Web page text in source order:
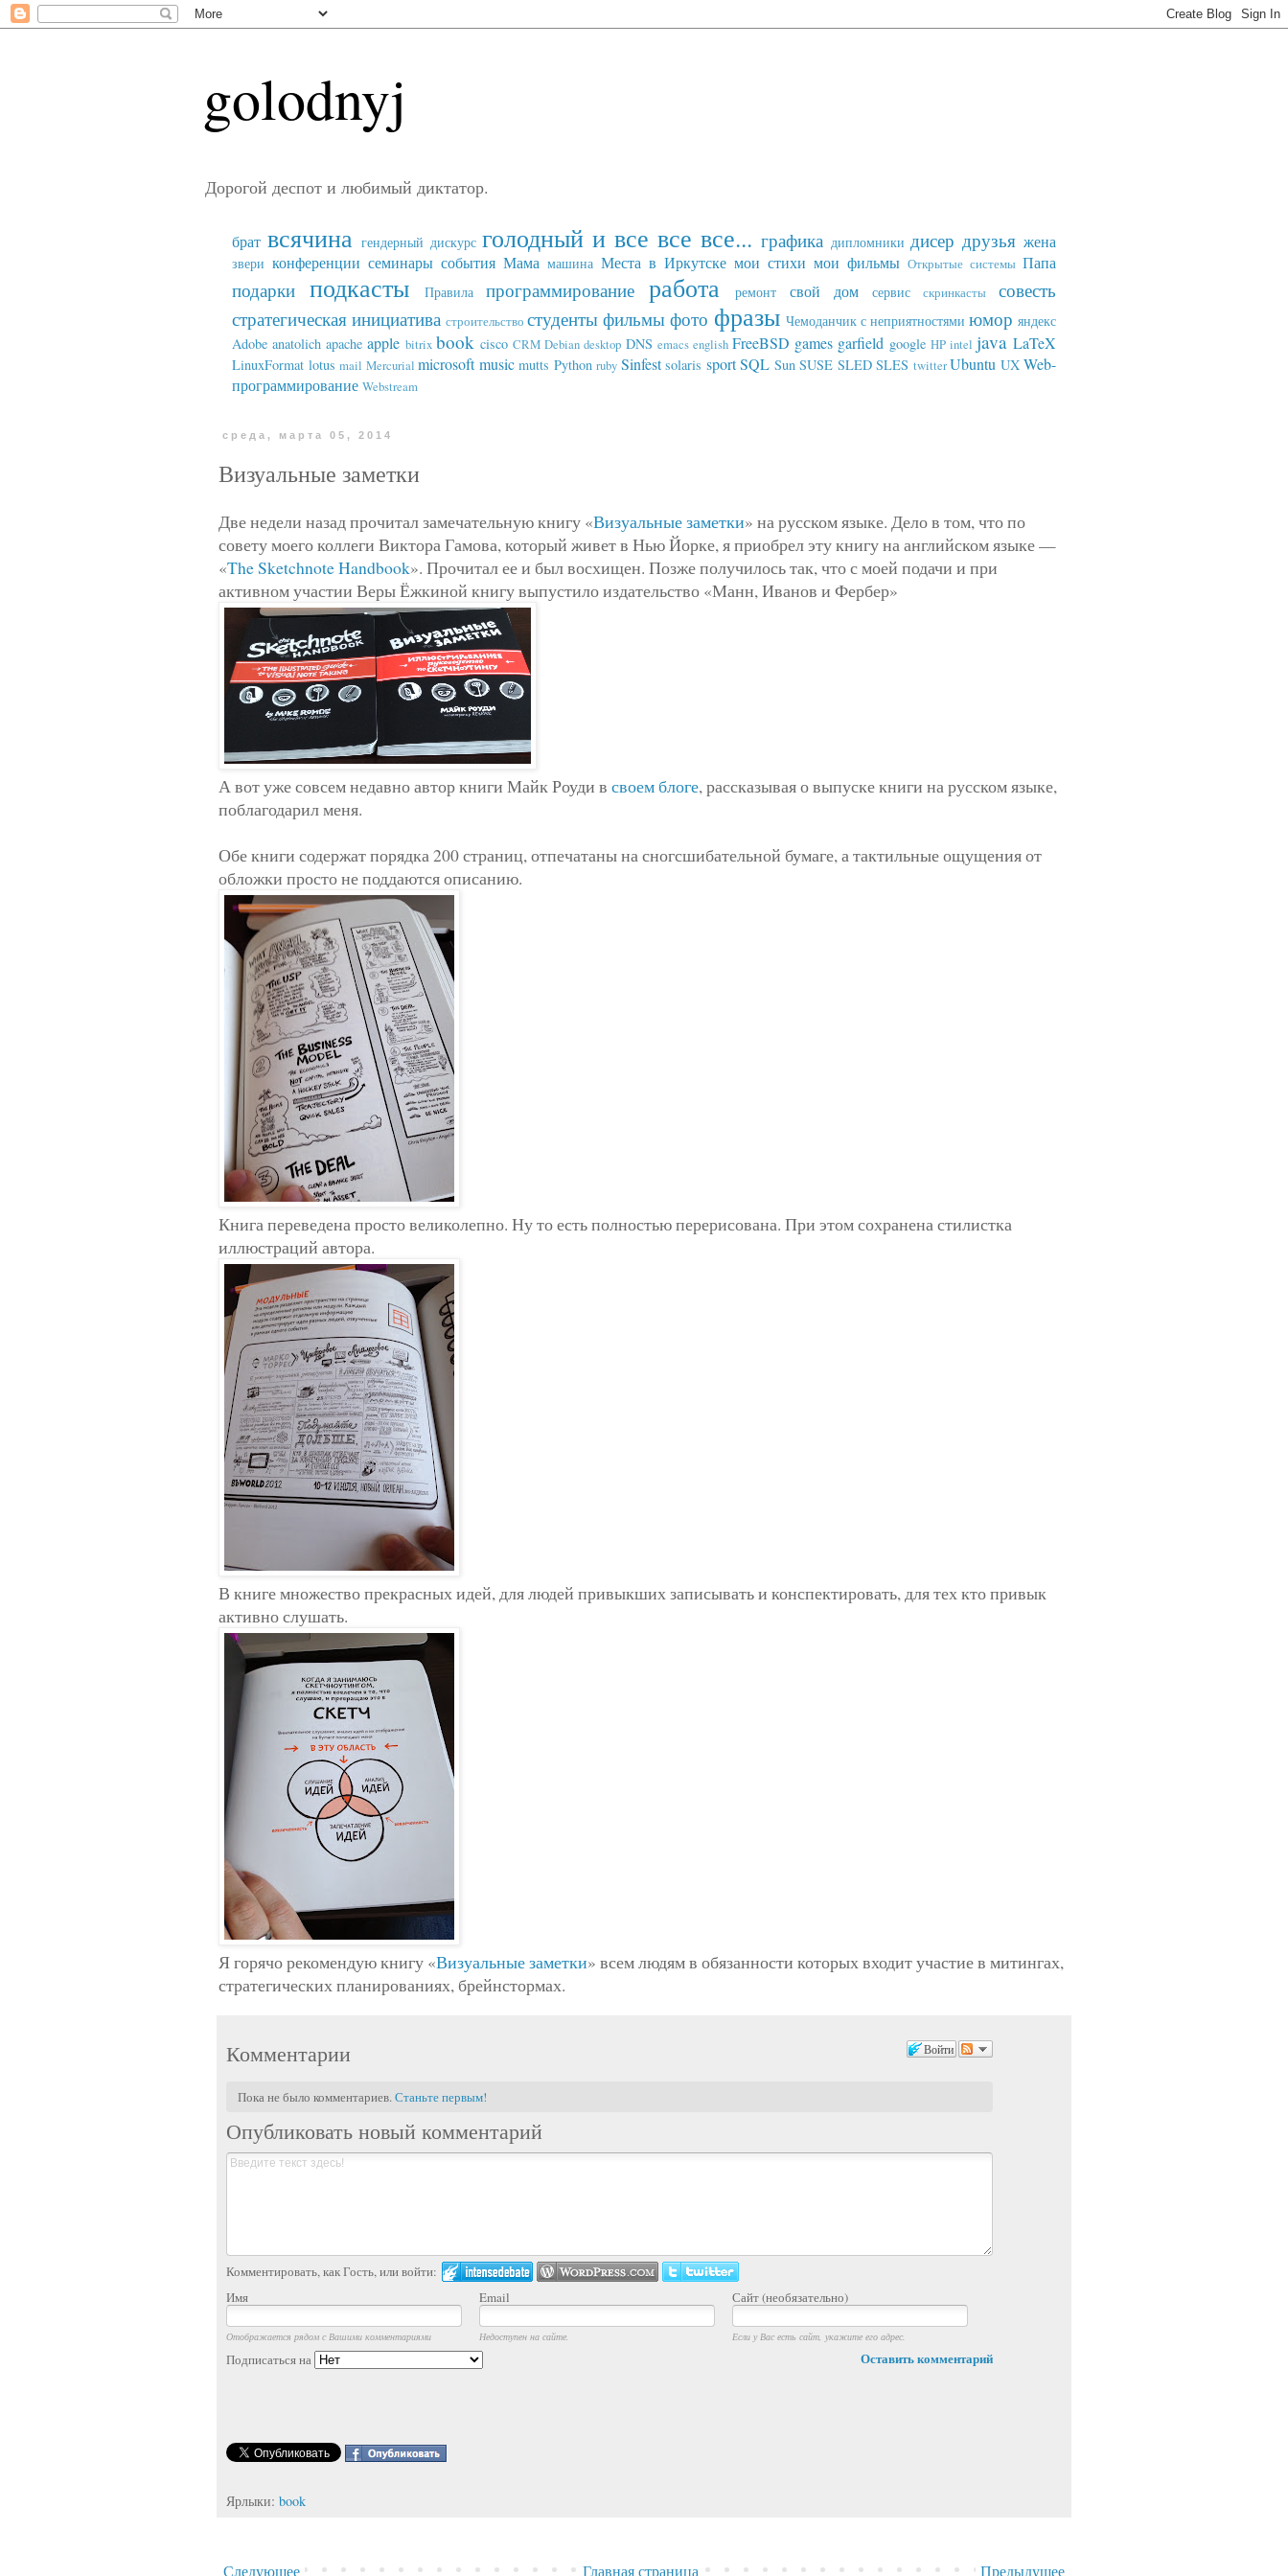
golodnyj
Дорогой деспот и любимый диктатор.
брат всячина гендерный дискурс голодный и все все все... графика дипломники дисер друзья жена
звери конференции семинары события Мама машина Места в Иркутске мои стихи мои фильмы Открытые системы Папа
подарки подкасты Правила программирование работа ремонт свой дом сервис скринкасты
совесть
стратегическая инициатива строительство студенты фильмы фото фразы Чемоданчик с неприятностями юмор яндекс
Adobe anatolich apache apple bitrix book cisco CRM Debian desktop DNS emacs english FreeBSD games garfield google HP intel java LaTeX
LinuxFormat lotus mail Mercurial microsoft music mutts Python ruby Sinfest solaris sport SQL Sun SUSE SLED SLES twitterUbuntu UX Web-
программирование Webstream
среда, марта 05, 2014
Визуальные заметки
Две недели назад прочитал замечательную книгу «Визуальные заметки» на русском языке. Дело в том, что по
совету моего коллеги Виктора Гамова, который живет в Нью Йорке, я приобрел эту книгу на английском языке —
«The Sketchnote Handbook». Прочитал ее и был восхищен. Позже получилось так, что с моей подачи и при
активном участии Веры Ёжкиной книгу выпустило издательство «Манн, Иванов и Фербер»
А вот уже совсем недавно автор книги Майк Роуди в своем блоге, рассказывая о выпуске книги на русском языке,
поблагодарил меня.
Обе книги содержат порядка 200 страниц, отпечатаны на сногсшибательной бумаге, а тактильные ощущения от
обложки просто не поддаются описанию.
Книга переведена просто великолепно. Ну то есть полностью перерисована. При этом сохранена стилистка
иллюстраций автора.
В книге множество прекрасных идей, для людей привыкших записывать и конспектировать, для тех кто привык
активно слушать.
Я горячо рекомендую книгу «Визуальные заметки» всем людям в обязанности которых входит участие в митингах,
стратегических планированиях, брейнстормах.
Войти
Комментарии
Пока не было комментариев.Станьте первым!
Опубликовать новый комментарий
Комментировать, как Гость, или войти:
Имя
Email Сайт (необязательно)
Отображается рядом с Вашими комментариями Недоступен на сайте. Если у Вас есть сайт, укажите его адрес.
Оставить комментарий
Подписаться на
Ярлыки: book
Следующее Предыдущее
Главная страница